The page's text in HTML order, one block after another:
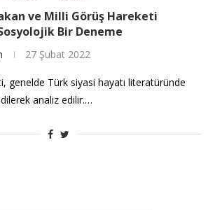
ve Milli Görüş Hareketi
Bir Deneme
27 Şubat 2022
genelde Türk siyasi hayatı literatüründe
analiz edilir.…